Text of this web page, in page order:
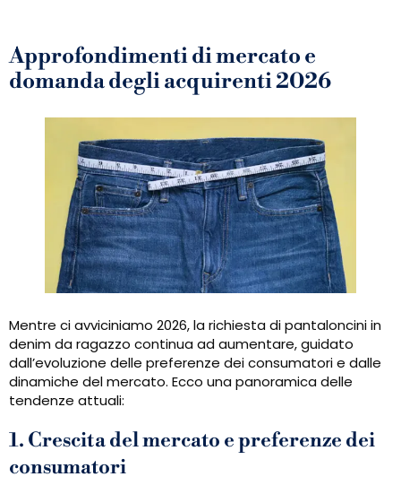
Approfondimenti di mercato e
domanda degli acquirenti 2026
Mentre ci avviciniamo 2026, la richiesta di pantaloncini in
denim da ragazzo continua ad aumentare, guidato
dall’evoluzione delle preferenze dei consumatori e dalle
dinamiche del mercato. Ecco una panoramica delle
tendenze attuali:
1. Crescita del mercato e preferenze dei
consumatori